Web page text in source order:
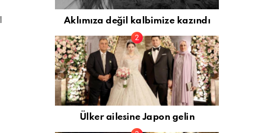
Aklımıza değil kalbimize kazındı
Ülker ailesine Japon gelin